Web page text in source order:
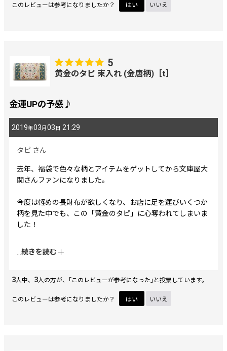
このレビューは参考になりましたか？ はい いいえ
5
黄金のタピ 束入れ (金唐柄)［t］
金運UPの予感♪
2019年03月03日 21:29
タピ さん
去年、福袋で色々な柄とアイテムをゲットしてから文庫屋大
関さんファンになりました。
今度は軽めの長財布が欲しくなり、お店に足を運びいくつか
柄を見た中でも、この「黄金のタピ」に心奪われてしまいま
した！
こちらは両面に柄があるため、ゴージャスで見るたび心踊り
ます。
ルなジュエリーが散りばめられているようにも思え、大人の
続きを読む
3人中、 3人の方が、｢このレビューが参考になった｣と投票しています。
このレビューは参考になりましたか？ はい いいえ